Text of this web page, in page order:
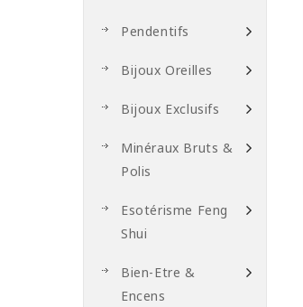
Pendentifs
Bijoux Oreilles
Bijoux Exclusifs
Minéraux Bruts &
Polis
Esotérisme Feng
Shui
Bien-Etre &
Encens